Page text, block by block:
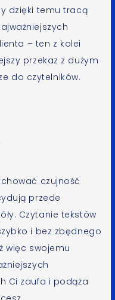
dzięki temu tracą
– ten z kolei
przekaz z dużym
do czytelników.
czujność
przede
Czytanie tekstów
i bez zbędnego
więc swojemu
Ci zaufa i podąża